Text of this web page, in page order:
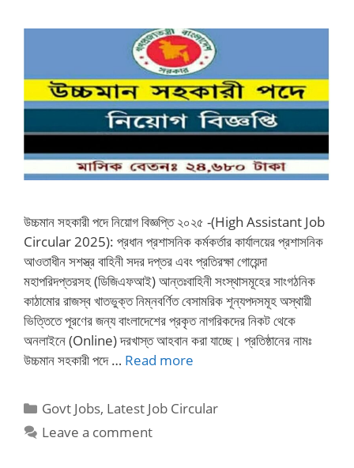
উচ্চমান সহকারী পদে নিয়োগ বিজ্ঞপ্তি ২০২৫ -(High Assistant Job
Circular 2025): প্রধান প্রশাসনিক কর্মকর্তার কার্যালয়ের প্রশাসনিক
আওতাধীন সশস্ত্র বাহিনী সদর দপ্তর এবং প্রতিরক্ষা গোয়েন্দা
মহাপরিদপ্তরসহ (ডিজিএফআই) আন্তঃবাহিনী সংস্থাসমূহের সাংগঠনিক
কাঠামোর রাজস্ব খাতভুক্ত নিম্নবর্ণিত বেসামরিক শূন্যপদসমূহ অস্থায়ী
ভিত্তিতে পূরণের জন্য বাংলাদেশের প্রকৃত নাগরিকদের নিকট থেকে
অনলাইনে (Online) দরখাস্ত আহবান করা যাচ্ছে। প্রতিষ্ঠানের নামঃ
উচ্চমান সহকারী পদে … Read more
Categories
Govt Jobs, Latest Job Circular
Leave a comment